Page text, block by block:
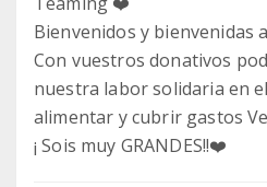
Bienvenidos y bienvenidas
Con vuestros donativos
nuestra labor solidaria en
alimentar y cubrir gastos
¡ Sois muy GRANDES!!❤️